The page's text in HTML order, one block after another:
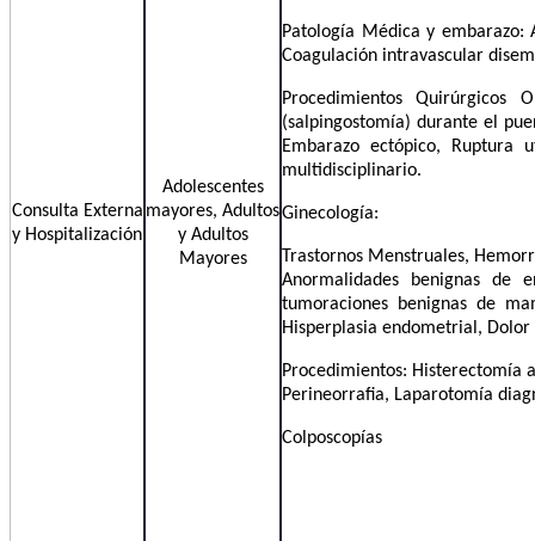
Consulta Externa
y Hospitalización
Adolescentes
mayores, Adultos
y Adultos
Mayores
Patología Médica y
Coagulación intravascular
Procedimientos Quirúrgicos
(salpingostomía) durante el
Embarazo ectópico, Ruptura
multidisciplinario.
Ginecología:
Trastornos Menstruales,
Anormalidades benignas de
tumoraciones benignas de
Hisperplasia endometrial,
Procedimientos: Histerectomía
Perineorrafia, Laparotomía
Colposcopías